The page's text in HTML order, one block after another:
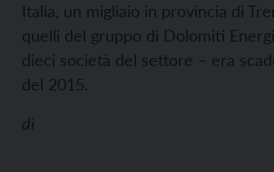
Italia, un migliaio in provincia di
quelli del gruppo di Dolomiti
dieci società del settore – era
del 2015.
di